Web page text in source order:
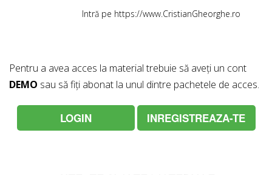
Intră pe https://www.CristianGheorghe.ro
Pentru a avea acces la material trebuie să aveți un cont
DEMO sau să fiți abonat la unul dintre pachetele de acces.
LOGIN INREGISTREAZA-TE